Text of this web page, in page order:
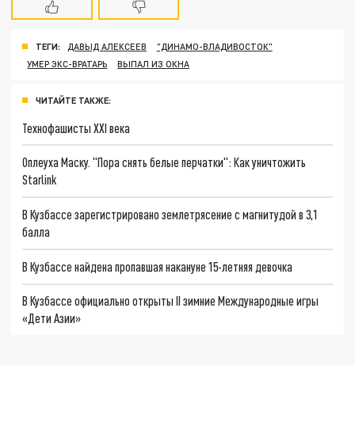
ТЕГИ: ДАВЫД АЛЕКСЕЕВ
"ДИНАМО-ВЛАДИВОСТОК"
УМЕР ЭКС-ВРАТАРЬ
ВЫПАЛ ИЗ ОКНА
ЧИТАЙТЕ ТАКЖЕ:
Технофашисты XXI века
Оплеуха Маску. "Пора снять белые перчатки": Как уничтожить
Starlink
В Кузбассе зарегистрировано землетрясение с магнитудой в 3,1
балла
В Кузбассе найдена пропавшая накануне 15-летняя девочка
В Кузбассе официально открыты II зимние Международные игры
«Дети Азии»